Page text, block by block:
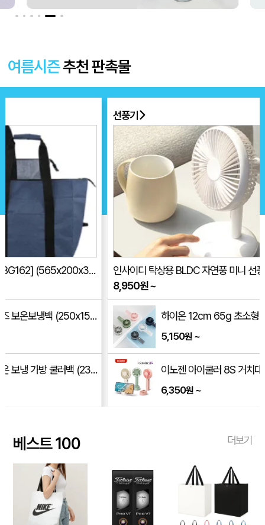
여름시즌추천 판촉물
인사이디 탁상용 BLDC 자연풍 미니 선풍기 무선 저소음 스탠드 선풍기 ISF-100
하이온 12cm 65g 초소형 타이니 몬스터 휴대용 선풍기 H14
이노젠 아이쿨러 8S 거치대 겸용 휴대용 선풍기 INOZEN i-cooler 8S
계란자루
베스트 100 더보기